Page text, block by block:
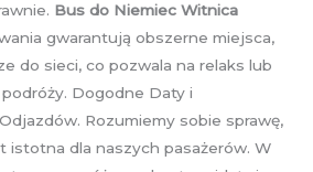
Bus do Niemiec Witnica
gwarantują obszerne miejsca,
do sieci, co pozwala na relaks lub
Dogodne Daty i
Rozumiemy sobie sprawę,
istotna dla naszych pasażerów. W